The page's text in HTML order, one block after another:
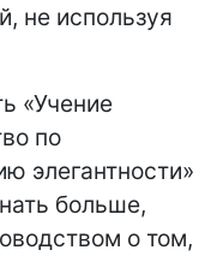
не используя
«Учение
по
элегантности»
больше,
о том,